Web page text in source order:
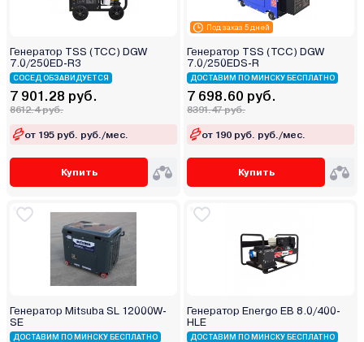
Генератор TSS (ТСС) DGW
7.0/250ED-R3
СОСЕД ОБЗАВИДУЕТСЯ
7 901.28 руб.
8612.4 руб.
от 195 руб. руб./мес.
Купить
Под заказ 5 дней
Генератор TSS (ТСС) DGW
7.0/250EDS-R
ДОСТАВИМ ПО МИНСКУ БЕСПЛАТНО
7 698.60 руб.
8391.47 руб.
от 190 руб. руб./мес.
Купить
Генератор Mitsuba SL 12000W-
SE
ДОСТАВИМ ПО МИНСКУ БЕСПЛАТНО
Генератор Energo EB 8.0/400-
HLE
ДОСТАВИМ ПО МИНСКУ БЕСПЛАТНО